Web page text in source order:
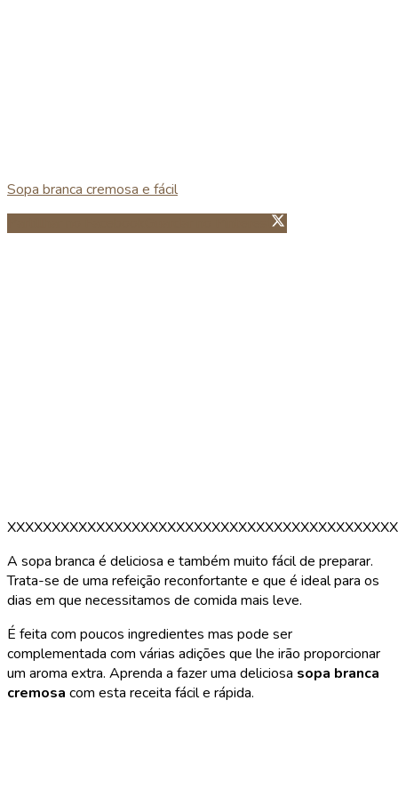
Sopa branca cremosa e fácil
Guardar no Pinterest
A sopa branca é deliciosa e também muito fácil de preparar.
Trata-se de uma refeição reconfortante e que é ideal para os
dias em que necessitamos de comida mais leve.
É feita com poucos ingredientes mas pode ser
complementada com várias adições que lhe irão proporcionar
um aroma extra. Aprenda a fazer uma deliciosa sopa branca
cremosa com esta receita fácil e rápida.